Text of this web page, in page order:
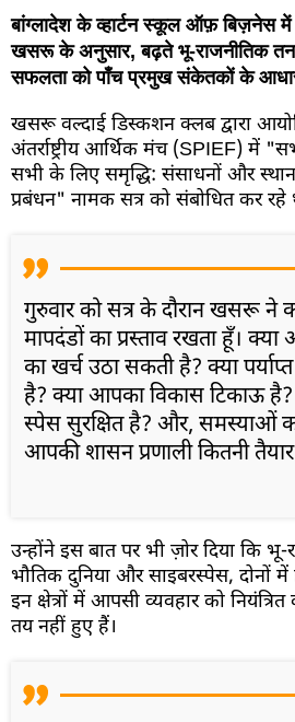
बांग्लादेश के व्हार्टन स्कूल ऑफ़ बिज़नेस
खसरू के अनुसार, बढ़ते भू-राजनीतिक
सफलता को पाँच प्रमुख संकेतकों के
खसरू वल्दाई डिस्कशन क्लब द्वारा
अंतर्राष्ट्रीय आर्थिक मंच (SPIEF) में
सभी के लिए समृद्धि: संसाधनों और स्थान
प्रबंधन" नामक सत्र को संबोधित कर रहे
गुरुवार को सत्र के दौरान खसरू ने
मापदंडों का प्रस्ताव रखता हूँ।
का खर्च उठा सकती है? क्या
है? क्या आपका विकास टिकाऊ
स्पेस सुरक्षित है? और, समस्याओं
आपकी शासन प्रणाली कितनी
उन्होंने इस बात पर भी ज़ोर दिया कि भू-
भौतिक दुनिया और साइबरस्पेस, दोनों
इन क्षेत्रों में आपसी व्यवहार को
तय नहीं हुए हैं।